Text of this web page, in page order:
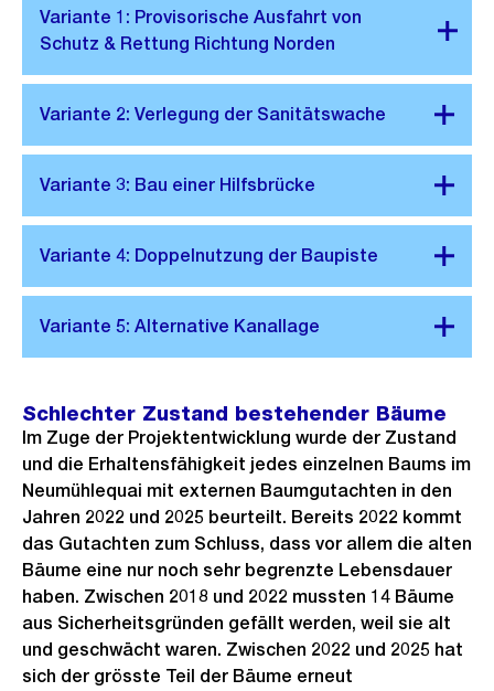
Schlechter Zustand bestehender Bäume
Im Zuge der Projektentwicklung wurde der Zustand
und die Erhaltensfähigkeit jedes einzelnen Baums im
Neumühlequai mit externen Baumgutachten in den
Jahren 2022 und 2025 beurteilt. Bereits 2022 kommt
das Gutachten zum Schluss, dass vor allem die alten
Bäume eine nur noch sehr begrenzte Lebensdauer
haben. Zwischen 2018 und 2022 mussten 14 Bäume
aus Sicherheitsgründen gefällt werden, weil sie alt
und geschwächt waren. Zwischen 2022 und 2025 hat
sich der grösste Teil der Bäume erneut